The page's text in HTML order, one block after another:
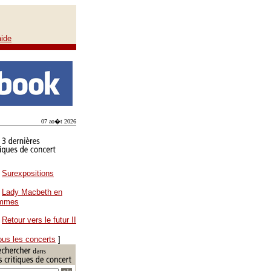
07 ao�t 2026
Surexpositions
Lady Macbeth en
Retour vers le futur II
les concerts ]